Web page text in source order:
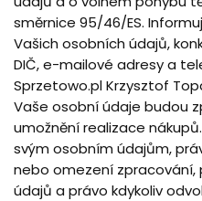
směrnice 95/46/ES.
Vašich osobních údajů,
DIČ, e-mailové adresy a
Sprzetowo.pl Krzysztof
Vaše osobní údaje budou
umožnění realizace
svým osobním údajům,
nebo omezení
údajů a právo kdykoliv